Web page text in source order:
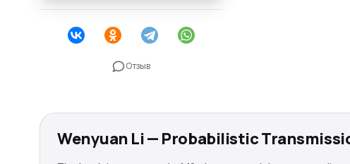
Отзыв
Wenyuan Li — Probabilistic